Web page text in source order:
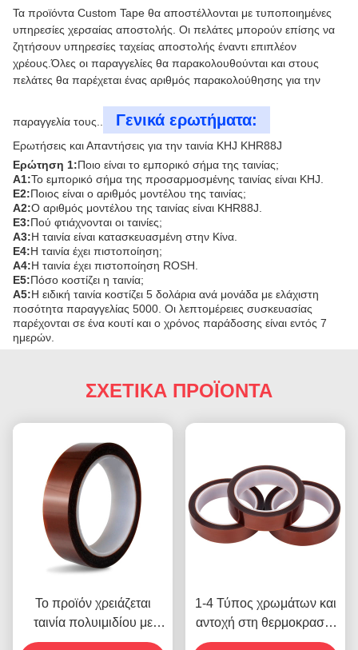
Τα προϊόντα Custom Tape θα αποστέλλονται με τυποποιημένες
υπηρεσίες χερσαίας αποστολής. Οι πελάτες μπορούν επίσης να
ζητήσουν υπηρεσίες ταχείας αποστολής έναντι επιπλέον
χρέους.Όλες οι παραγγελίες θα παρακολουθούνται και στους
πελάτες θα παρέχεται ένας αριθμός παρακολούθησης για την
παραγγελία τους.. Γενικά ερωτήματα:
Ερωτήσεις και Απαντήσεις για την ταινία KHJ KHR88J
Ερώτηση 1:Ποιο είναι το εμπορικό σήμα της ταινίας;
Α1:Το εμπορικό σήμα της προσαρμοσμένης ταινίας είναι KHJ.
Ε2:Ποιος είναι ο αριθμός μοντέλου της ταινίας;
Α2:Ο αριθμός μοντέλου της ταινίας είναι KHR88J.
Ε3:Πού φτιάχνονται οι ταινίες;
Α3:Η ταινία είναι κατασκευασμένη στην Κίνα.
Ε4:Η ταινία έχει πιστοποίηση;
Α4:Η ταινία έχει πιστοποίηση ROSH.
Ε5:Πόσο κοστίζει η ταινία;
Α5:Η ειδική ταινία κοστίζει 5 δολάρια ανά μονάδα με ελάχιστη
ποσότητα παραγγελίας 5000. Οι λεπτομέρειες συσκευασίας
παρέχονται σε ένα κουτί και ο χρόνος παράδοσης είναι εντός 7
ημερών.
ΣΧΕΤΙΚΑ ΠΡΟΪΟΝΤΑ
Το προϊόν χρειάζεται
ταινία πολυιμιδίου με
αντοχή τάσης 1000V
1-4 Τύπος χρωμάτων και
αντοχή στη θερμοκρασία
-10C-80C Μέθοδος